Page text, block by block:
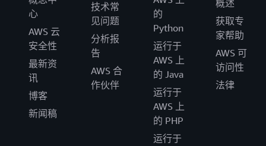
心
AWS 云
安全性
最新资
讯
博客
新闻稿
技术常
见问题
分析报
告
AWS 合
作伙伴
的
Python
运行于
AWS 上
的 Java
运行于
AWS 上
的 PHP
运行于
概述
获取专
家帮助
AWS 可
访问性
法律